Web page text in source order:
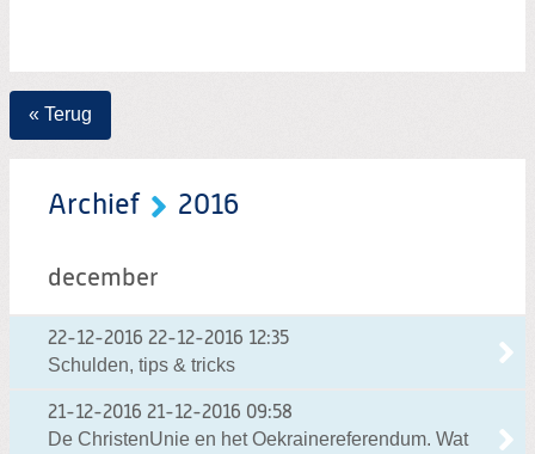
« Terug
Archief 2016
december
22-12-2016 22-12-2016 12:35
Schulden, tips & tricks
21-12-2016 21-12-2016 09:58
De ChristenUnie en het Oekrainereferendum. Wat